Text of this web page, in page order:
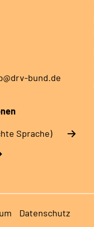
bund.de
Sprache)
Datenschutz